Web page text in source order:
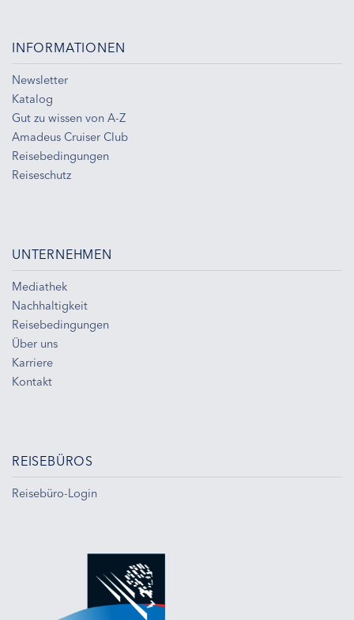
INFORMATIONEN
Newsletter
Katalog
Gut zu wissen von A-Z
Amadeus Cruiser Club
Reisebedingungen
Reiseschutz
UNTERNEHMEN
Mediathek
Nachhaltigkeit
Reisebedingungen
Über uns
Karriere
Kontakt
REISEBÜROS
Reisebüro-Login